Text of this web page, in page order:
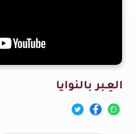
العِـبر بالنوايا